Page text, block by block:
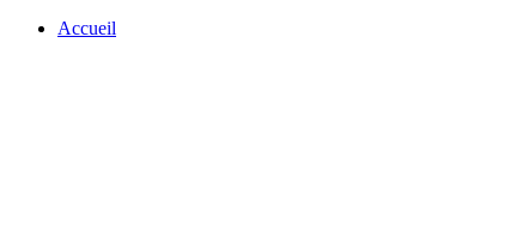
Accueil